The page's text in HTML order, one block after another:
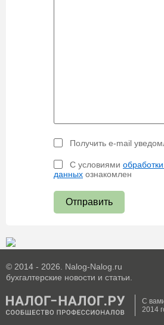
Получить e-mail
С условиями
данных ознакомлен
Отправить
© 2014 - 2026. Nalog-Nalog.ru
бухгалтерские новости и статьи.
С
2014